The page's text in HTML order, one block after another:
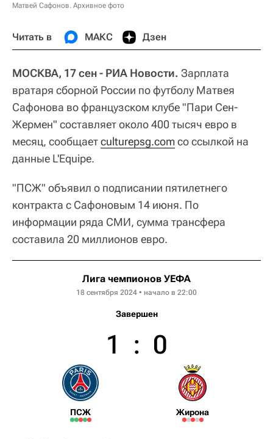
Матвей Сафонов. Архивное фото
Читать в МАКС Дзен
МОСКВА, 17 сен - РИА Новости. Зарплата
вратаря сборной России по футболу Матвея
Сафонова во французском клубе "Пари Сен-
Жермен" составляет около 400 тысяч евро в
месяц, сообщаетculturepsg.comсо ссылкой на
данные L'Equipe.
"ПСЖ" объявил о подписании пятилетнего
контракта с Сафоновым 14 июня. По
информации ряда СМИ, сумма трансфера
составила 20 миллионов евро.
Лига чемпионов УЕФА
18 сентября 2024 • начало в 22:00
Завершен
ПСЖ
1 : 0
Жирона